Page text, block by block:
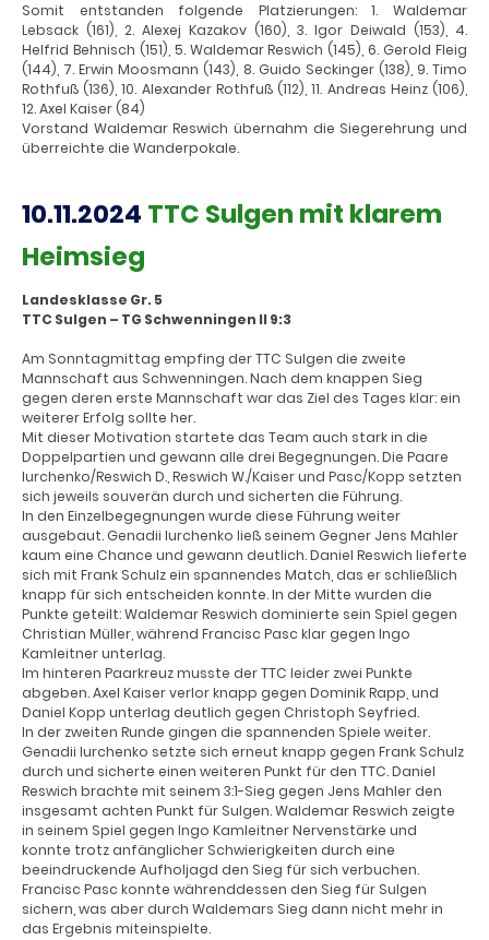
Somit entstanden folgende Platzierungen: 1. Waldemar
Lebsack (161), 2. Alexej Kazakov (160), 3. Igor Deiwald (153), 4.
Helfrid Behnisch (151), 5. Waldemar Reswich (145), 6. Gerold Fleig
(144), 7. Erwin Moosmann (143), 8. Guido Seckinger (138), 9. Timo
Rothfuß (136), 10. Alexander Rothfuß (112), 11. Andreas Heinz (106),
12. Axel Kaiser (84)
Vorstand Waldemar Reswich übernahm die Siegerehrung und
überreichte die Wanderpokale.
10.11.2024 TTC Sulgen mit klarem
Heimsieg
Landesklasse Gr. 5
TTC Sulgen – TG Schwenningen II 9:3
Am Sonntagmittag empfing der TTC Sulgen die zweite
Mannschaft aus Schwenningen. Nach dem knappen Sieg
gegen deren erste Mannschaft war das Ziel des Tages klar: ein
weiterer Erfolg sollte her.
Mit dieser Motivation startete das Team auch stark in die
Doppelpartien und gewann alle drei Begegnungen. Die Paare
Iurchenko/Reswich D., Reswich W./Kaiser und Pasc/Kopp setzten
sich jeweils souverän durch und sicherten die Führung.
In den Einzelbegegnungen wurde diese Führung weiter
ausgebaut. Genadii Iurchenko ließ seinem Gegner Jens Mahler
kaum eine Chance und gewann deutlich. Daniel Reswich lieferte
sich mit Frank Schulz ein spannendes Match, das er schließlich
knapp für sich entscheiden konnte. In der Mitte wurden die
Punkte geteilt: Waldemar Reswich dominierte sein Spiel gegen
Christian Müller, während Francisc Pasc klar gegen Ingo
Kamleitner unterlag.
Im hinteren Paarkreuz musste der TTC leider zwei Punkte
abgeben. Axel Kaiser verlor knapp gegen Dominik Rapp, und
Daniel Kopp unterlag deutlich gegen Christoph Seyfried.
In der zweiten Runde gingen die spannenden Spiele weiter.
Genadii Iurchenko setzte sich erneut knapp gegen Frank Schulz
durch und sicherte einen weiteren Punkt für den TTC. Daniel
Reswich brachte mit seinem 3:1-Sieg gegen Jens Mahler den
insgesamt achten Punkt für Sulgen. Waldemar Reswich zeigte
in seinem Spiel gegen Ingo Kamleitner Nervenstärke und
konnte trotz anfänglicher Schwierigkeiten durch eine
beeindruckende Aufholjagd den Sieg für sich verbuchen.
Francisc Pasc konnte währenddessen den Sieg für Sulgen
sichern, was aber durch Waldemars Sieg dann nicht mehr in
das Ergebnis miteinspielte.